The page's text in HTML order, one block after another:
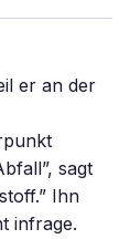
er an der
sagt
Ihn
infrage.